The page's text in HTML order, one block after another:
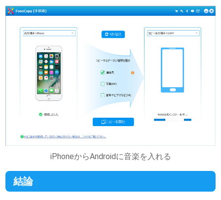
iPhoneからAndroidに音楽を入れる
結論